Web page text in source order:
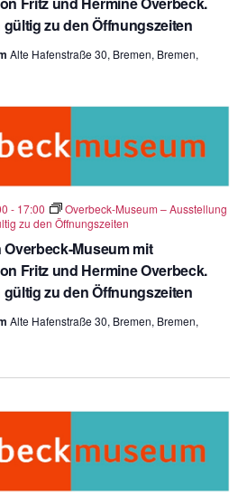
zu den Öffnungszeiten
Alte Hafenstraße 30, Bremen, Bremen,
Museum mit
Fritz und Hermine Overbeck.
zu den Öffnungszeiten
- 17:00
Overbeck-Museum – Ausstellung
zu den Öffnungszeiten
Alte Hafenstraße 30, Bremen, Bremen,